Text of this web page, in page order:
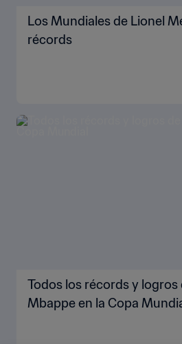
Los Mundiales de Lionel
récords
Todos los récords y logros
Mbappe en la Copa